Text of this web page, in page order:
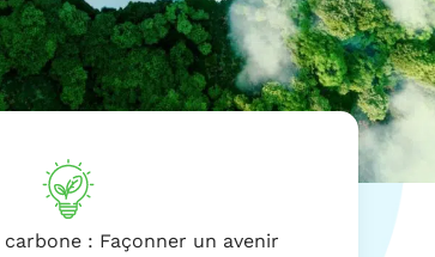
: Façonner un avenir